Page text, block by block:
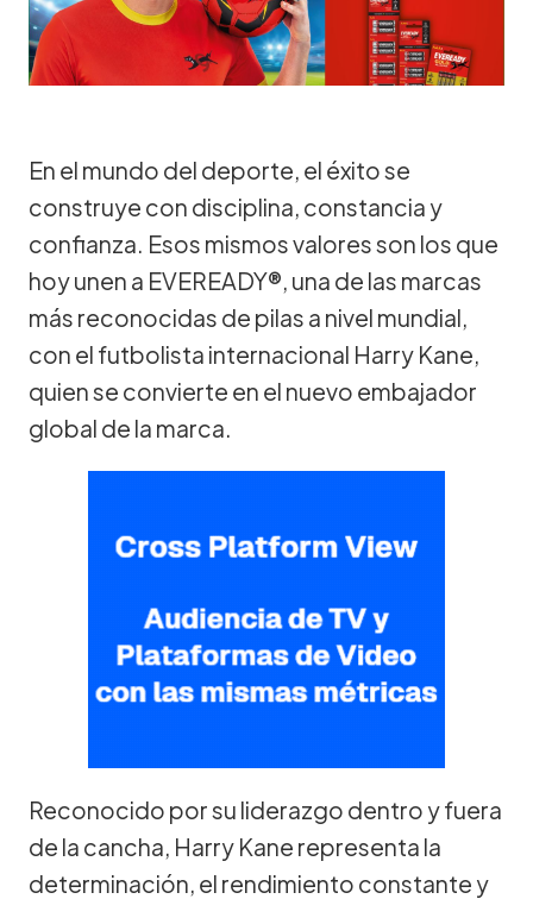
En el mundo del deporte, el éxito se
construye con disciplina, constancia y
confianza. Esos mismos valores son los que
hoy unen a EVEREADY®, una de las marcas
más reconocidas de pilas a nivel mundial,
con el futbolista internacional Harry Kane,
quien se convierte en el nuevo embajador
global de la marca.
Reconocido por su liderazgo dentro y fuera
de la cancha, Harry Kane representa la
determinación, el rendimiento constante y